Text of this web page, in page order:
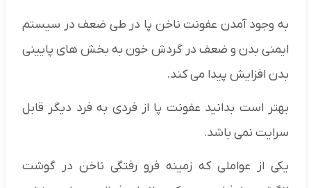
به وجود آمدن عفونت ناخن پا در طی ضعف در سیستم
ایمنی بدن و ضعف در گردش خون به بخش های پایینی
بدن افزایش پیدا می کند.
بهتر است بدانید عفونت پا از فردی به فرد دیگر قابل
سرایت نمی باشد.
یکی از عواملی که زمینه فرو رفتگی ناخن در گوشت